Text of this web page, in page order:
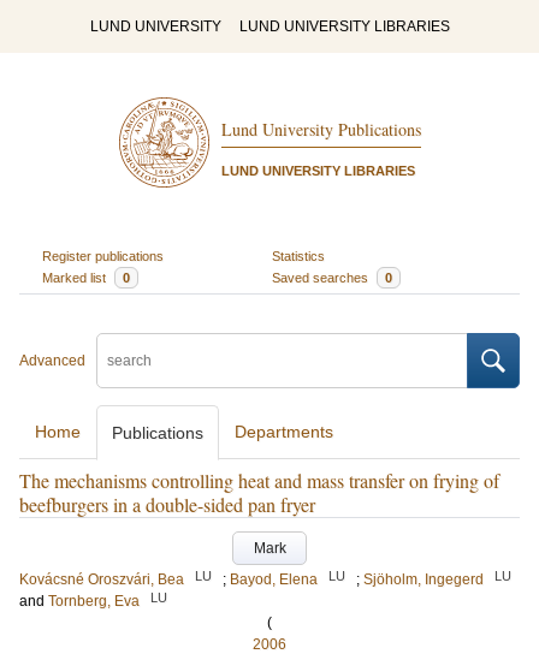
LUND UNIVERSITY LUND UNIVERSITY LIBRARIES
Lund University Publications
LUND UNIVERSITY LIBRARIES
Register publications
Statistics
Marked list
0 Saved searches 0
Advanced
Home Publications Departments
The mechanisms controlling heat and mass transfer on frying of
beefburgers in a double-sided pan fryer
Mark
Kovácsné Oroszvári, Bea
LU ; Bayod, Elena LU ; Sjöholm, Ingegerd LU
and Tornberg, Eva LU
(
2006